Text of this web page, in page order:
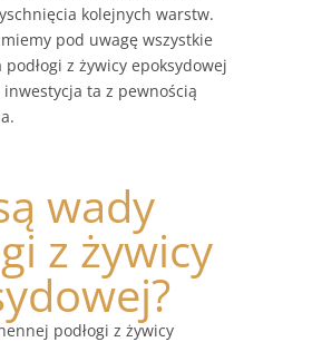
kolejnych warstw.
pod uwagę wszystkie
podłogi z żywicy epoksydowej
ta z pewnością
wady
z żywicy
podłogi z żywicy